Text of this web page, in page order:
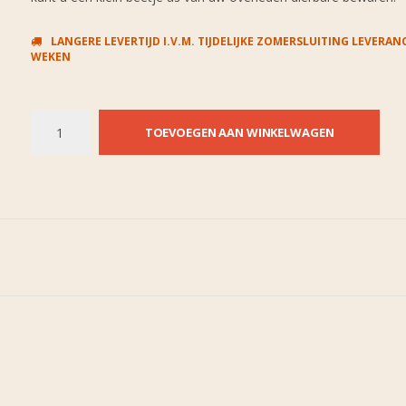
LANGERE LEVERTIJD I.V.M. TIJDELIJKE ZOMERSLUITING
WEKEN
TOEVOEGEN AAN WINKELWAGEN